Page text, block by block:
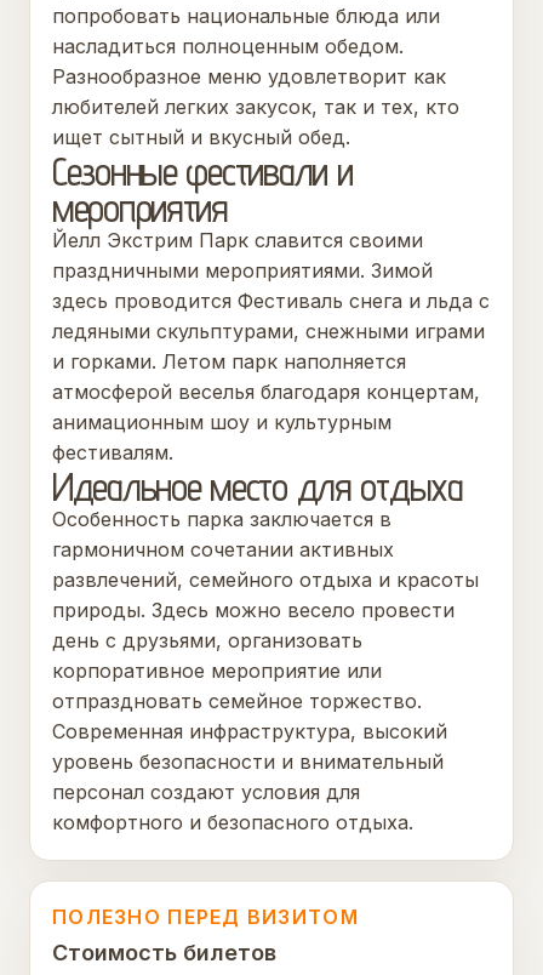
попробовать национальные блюда или
насладиться полноценным обедом.
Разнообразное меню удовлетворит как
любителей легких закусок, так и тех, кто
ищет сытный и вкусный обед.
Сезонные фестивали и
мероприятия
Йелл Экстрим Парк славится своими
праздничными мероприятиями. Зимой
здесь проводится Фестиваль снега и льда с
ледяными скульптурами, снежными играми
и горками. Летом парк наполняется
атмосферой веселья благодаря концертам,
анимационным шоу и культурным
фестивалям.
Идеальное место для отдыха
Особенность парка заключается в
гармоничном сочетании активных
развлечений, семейного отдыха и красоты
природы. Здесь можно весело провести
день с друзьями, организовать
корпоративное мероприятие или
отпраздновать семейное торжество.
Современная инфраструктура, высокий
уровень безопасности и внимательный
персонал создают условия для
комфортного и безопасного отдыха.
ПОЛЕЗНО ПЕРЕД ВИЗИТОМ
Стоимость билетов